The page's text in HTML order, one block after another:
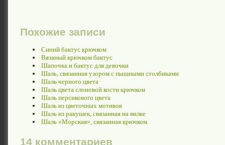
Похожие записи
Синий бактус крючком
Вязаный крючком бактус
Шапочка и бактус для девочки
Шаль, связанная узором с пышными столбиками
Шаль черного цвета
Шаль цвета слоновой кости крючком
Шаль персикового цвета
Шаль из цветочных мотивов
Шаль из ракушек, связанная на вилке
Шаль «Морская», связанная крючком
14 комментариев